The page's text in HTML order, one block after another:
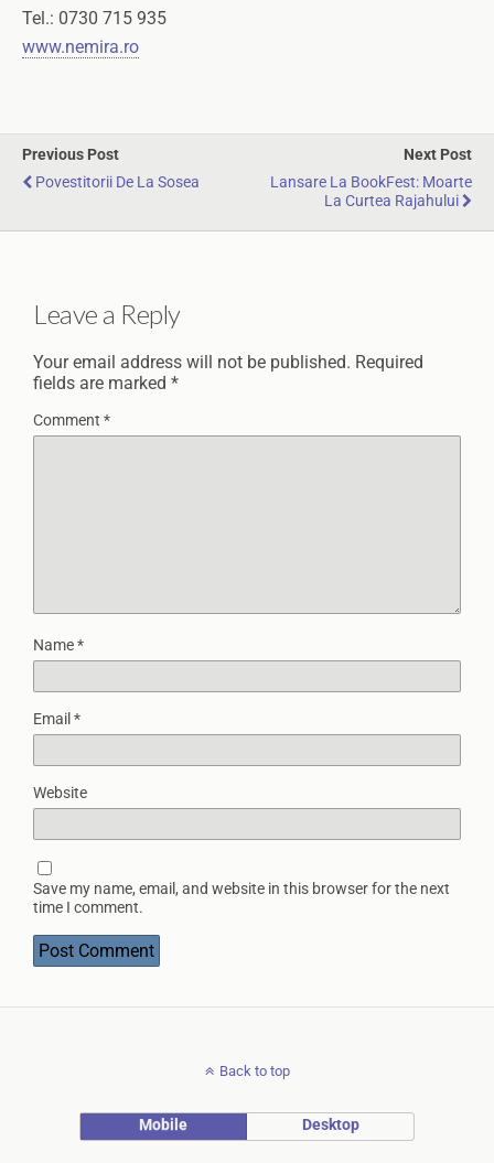
Tel.: 0730 715 935
www.nemira.ro
Previous Post
Povestitorii De La Sosea
Next Post
Lansare La BookFest: Moarte
La Curtea Rajahului
Leave a Reply
Your email address will not be published. Required
fields are marked *
Comment *
Name*
Email *
Website
Save my name, email, and website in this browser for the next
time I comment.
Back to top
Mobile Desktop